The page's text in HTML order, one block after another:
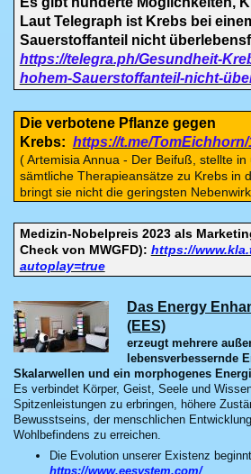
Laut Telegraph ist Krebs bei
Sauerstoffanteil nicht
https://telegra.ph/Gesundheit-
hohem-Sauerstoffanteil-nicht-
Die verbotene Pflanze gegen
Krebs: https://t.me/TomEichhorn/
( Artemisia Annua - Der Beifuß, stellte
sämtliche Therapieansätze zu Krebs in
bringt sie nicht die geringsten
Medizin-Nobelpreis 2023 als
Check von MWGFD): https://
autoplay=true
Das Energy
(EES)
erzeugt mehrere
lebensverbessernde
Skalarwellen und ein morphogenes
Es verbindet Körper, Geist, Seele und
Spitzenleistungen zu erbringen, höhere
Bewusstseins, der menschlichen
Wohlbefindens zu erreichen.
Die Evolution unserer Existenz
https://www.eesystem.com/